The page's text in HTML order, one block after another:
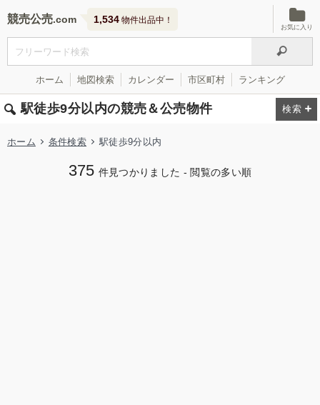
競売公売 1,534 物件出品中！
お気に入り
ホーム 地図検索 カレンダー 市区町村 ランキング
駅徒歩9分以内の競売＆公売物件
ホーム 条件検索 駅徒歩9分以内
375 件見つかりました - 閲覧の多い順